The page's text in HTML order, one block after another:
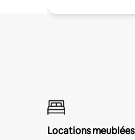
Locations meublées